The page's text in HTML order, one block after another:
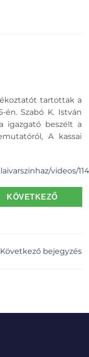
tartottak a
én. Szabó K. István
igazgató beszélt a
A kassai
videos/
KÖVETKEZŐ
Következő bejegyzés